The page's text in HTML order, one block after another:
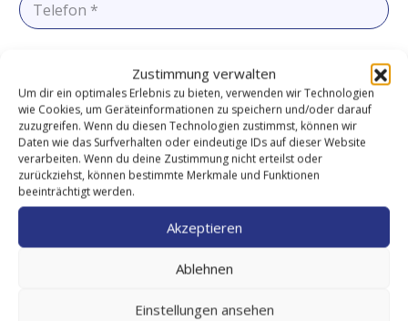
Zustimmung verwalten
Um dir ein optimales Erlebnis zu bieten, verwenden wir Technologien
wie Cookies, um Geräteinformationen zu speichern und/oder darauf
zuzugreifen. Wenn du diesen Technologien zustimmst, können wir
Daten wie das Surfverhalten oder eindeutige IDs auf dieser Website
verarbeiten. Wenn du deine Zustimmung nicht erteilst oder
zurückziehst, können bestimmte Merkmale und Funktionen
beeinträchtigt werden.
Akzeptieren
Ablehnen
Einstellungen ansehen
l
*
e
n
*
e
m
a
*
N
a
c
h
r
i
t